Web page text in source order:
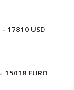
17810 USD
EURO